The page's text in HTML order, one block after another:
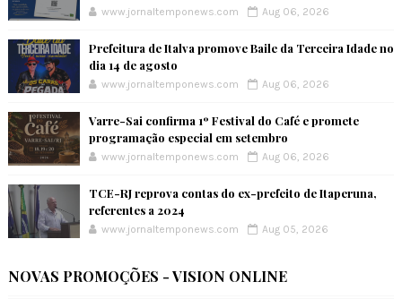
www.jornaltemponews.com Aug 06, 2026
Prefeitura de Italva promove Baile da Terceira Idade no
dia 14 de agosto
www.jornaltemponews.com Aug 06, 2026
Varre-Sai confirma 1º Festival do Café e promete
programação especial em setembro
www.jornaltemponews.com Aug 06, 2026
TCE-RJ reprova contas do ex-prefeito de Itaperuna,
referentes a 2024
www.jornaltemponews.com Aug 05, 2026
NOVAS PROMOÇÕES - VISION ONLINE